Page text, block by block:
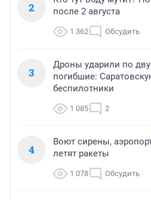
2
после 2 августа
1 362 Обсудить
3
Дроны ударили по
погибшие:
беспилотники
1 085 2
4
Воют сирены,
летят ракеты
1 078 Обсудить